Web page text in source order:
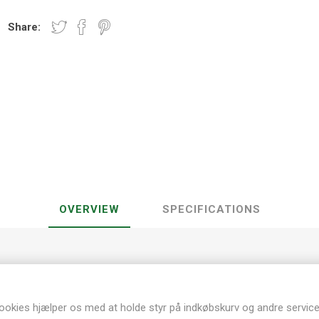
Share:
OVERVIEW SPECIFICATIONS
Acid og Lignin free
hjælper os med at holde styr på indkøbskurv og andre